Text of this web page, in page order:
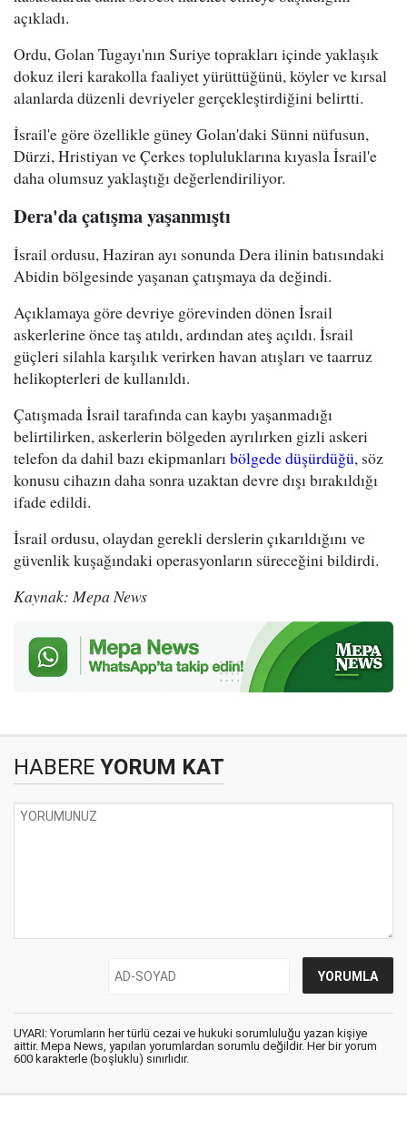
açıkladı.
Ordu, Golan Tugayı'nın Suriye toprakları içinde yaklaşık
dokuz ileri karakolla faaliyet yürüttüğünü, köyler ve kırsal
alanlarda düzenli devriyeler gerçekleştirdiğini belirtti.
İsrail'e göre özellikle güney Golan'daki Sünni nüfusun,
Dürzi, Hristiyan ve Çerkes topluluklarına kıyasla İsrail'e
daha olumsuz yaklaştığı değerlendiriliyor.
Dera'da çatışma yaşanmıştı
İsrail ordusu, Haziran ayı sonunda Dera ilinin batısındaki
Abidin bölgesinde yaşanan çatışmaya da değindi.
Açıklamaya göre devriye görevinden dönen İsrail
askerlerine önce taş atıldı, ardından ateş açıldı. İsrail
güçleri silahla karşılık verirken havan atışları ve taarruz
helikopterleri de kullanıldı.
Çatışmada İsrail tarafında can kaybı yaşanmadığı
belirtilirken, askerlerin bölgeden ayrılırken gizli askeri
telefon da dahil bazı ekipmanlarıbölgede düşürdüğü, söz
konusu cihazın daha sonra uzaktan devre dışı bırakıldığı
ifade edildi.
İsrail ordusu, olaydan gerekli derslerin çıkarıldığını ve
güvenlik kuşağındaki operasyonların süreceğini bildirdi.
Kaynak: Mepa News
HABERE YORUM KAT
UYARI: Yorumların her türlü cezai ve hukuki sorumluluğu yazan kişiye
aittir. Mepa News, yapılan yorumlardan sorumlu değildir. Her bir yorum
600 karakterle (boşluklu) sınırlıdır.